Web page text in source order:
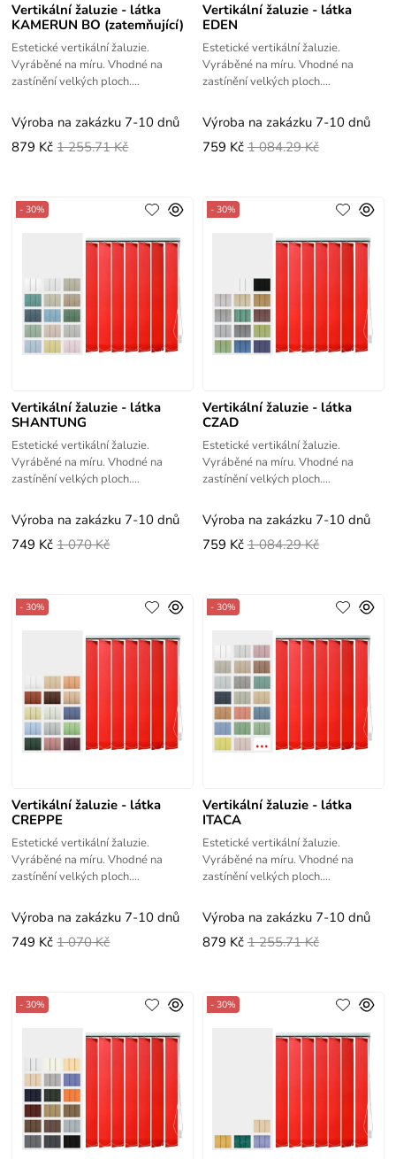
Vertikální žaluzie - látka
KAMERUN BO (zatemňující)
Estetické vertikální žaluzie.
Vyráběné na míru. Vhodné na
zastínění velkých ploch.
videonávody.
Výroba na zakázku 7-10 dnů
879 Kč 1 255.71 Kč
Vertikální žaluzie - látka
EDEN
Estetické vertikální žaluzie.
Vyráběné na míru. Vhodné na
zastínění velkých ploch.
videonávody.
Výroba na zakázku 7-10 dnů
759 Kč 1 084.29 Kč
Vertikální žaluzie - látka
SHANTUNG
Estetické vertikální žaluzie.
Vyráběné na míru. Vhodné na
zastínění velkých ploch.
videonávody.
- 30%
Výroba na zakázku 7-10 dnů
749 Kč 1 070 Kč
Vertikální žaluzie - látka
CZAD
Estetické vertikální žaluzie.
Vyráběné na míru. Vhodné na
zastínění velkých ploch.
videonávody.
- 30%
Výroba na zakázku 7-10 dnů
759 Kč 1 084.29 Kč
Vertikální žaluzie - látka
CREPPE
Estetické vertikální žaluzie.
Vyráběné na míru. Vhodné na
zastínění velkých ploch.
videonávody.
- 30%
Výroba na zakázku 7-10 dnů
749 Kč 1 070 Kč
Vertikální žaluzie - látka
ITACA
Estetické vertikální žaluzie.
Vyráběné na míru. Vhodné na
zastínění velkých ploch.
videonávody.
- 30%
Výroba na zakázku 7-10 dnů
879 Kč 1 255.71 Kč
- 30% - 30%